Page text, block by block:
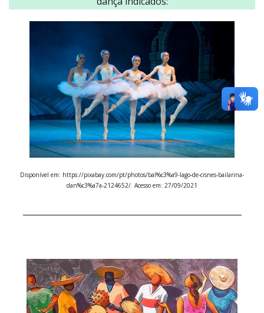
Disponível em: https://pixabay.com/pt/photos/bal%c3%a9-lago-de-cisnes-bailarina-
dan%c3%a7a-2124652/. Acesso em: 27/09/2021